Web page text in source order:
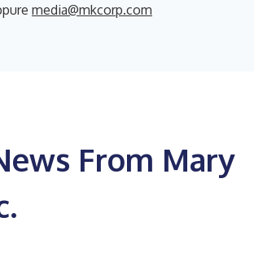
media@mkcorp.com
From Mary